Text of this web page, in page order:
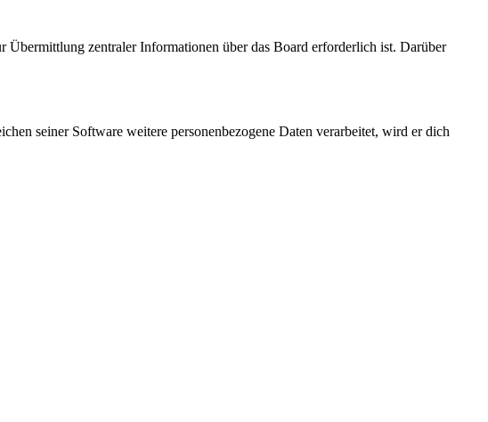
Übermittlung zentraler Informationen über das Board erforderlich ist. Darüber
seiner Software weitere personenbezogene Daten verarbeitet, wird er dich